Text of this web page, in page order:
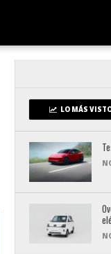
LO MÁS